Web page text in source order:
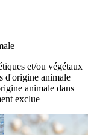
et/ou végétaux
d'origine animale
animale dans
exclue